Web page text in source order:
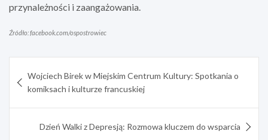
przynależności i zaangażowania.
Źródło: facebook.com/ospostrowiec
wpisu
Wojciech Birek w Miejskim Centrum Kultury: Spotkania o
komiksach i kulturze francuskiej
Dzień Walki z Depresją: Rozmowa kluczem do wsparcia